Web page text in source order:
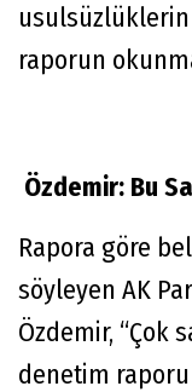
usulsüzlüklerin
raporun
Özdemir: Bu
Rapora göre
söyleyen AK
Özdemir, “Çok
denetim